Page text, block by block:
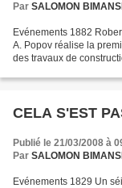
Par SALOMON
Evénements 1882
A. Popov réalise la
des travaux de
CELA S'EST
Publié le 21/03/2008 à
Par SALOMON
Evénements 1829 Un